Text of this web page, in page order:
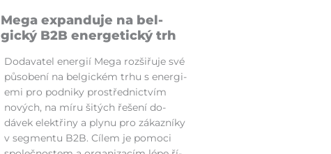
Mega ex­pan­duje na bel­
gický B2B ener­ge­tický trh
Do­dava­tel ener­gií Mega rozši­řu­je své
pů­so­bení na bel­gickém tr­hu s ener­gi­
e­mi pro podniky prostřednic­tvím
nových, na mí­ru ši­tých ře­šení do­
dávek elektři­ny a ply­nu pro zá­kaz­níky
v seg­men­tu B2B. Cí­lem je po­mo­ci